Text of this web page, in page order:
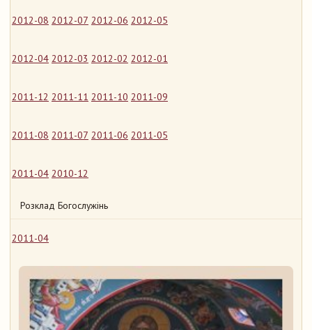
2012-08 2012-07 2012-06 2012-05
2012-04 2012-03 2012-02 2012-01
2011-12 2011-11 2011-10 2011-09
2011-08 2011-07 2011-06 2011-05
2011-04 2010-12
Розклад Богослужінь
2011-04